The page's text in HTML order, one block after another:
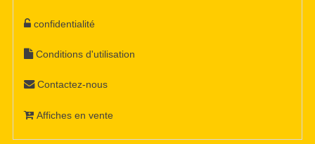
confidentialité
Conditions d'utilisation
Contactez-nous
Affiches en vente